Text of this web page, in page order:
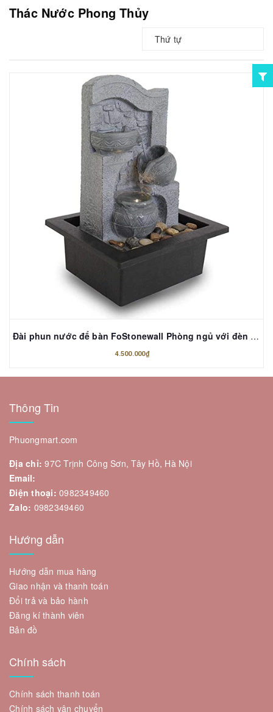
Thác Nước Phong Thủy
Thứ tự
Đài phun nước để bàn FoStonewall Phòng ngủ với đèn LED trắng ấm áp cao 29cm 10867
4.500.000₫
Thông Tin
Phuongmart.com
Địa chỉ: 97C Trịnh Công Sơn, Tây Hồ, Hà Nội
Email:
Điện thoại: 0982349460
Zalo: 0982349460
Hướng dẫn
Hướng dẫn mua hàng
Giao nhận và thanh toán
Đổi trả và bảo hành
Đăng kí thành viên
Bản đồ
Chính sách
Chính sách thanh toán
Chính sách vận chuyển